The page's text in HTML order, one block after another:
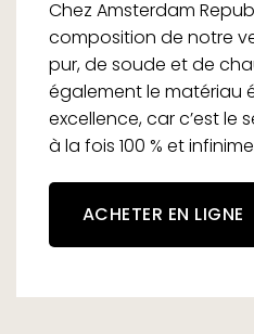
Chez Amsterdam
composition de notre
pur, de soude et de
également le matériau
excellence, car c’est le
à la fois 100 % et
ACHETER EN LIGNE